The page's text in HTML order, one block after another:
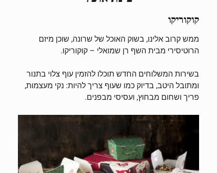
קוקוריקו
ממש קרוב אלינו, בשוק האוכל של שרונה, שוכן מיזם
הרוטיסירי מבית השף רן שמואלי – קוקוריקו.
בשירות המשלוחים החדש תוכלו להזמין עוף צלוי בתנור
ומתובל היטב, בדיוק כמו שעוף צריך להיות: נקי מעצמות,
פריך ושחום מבחוץ, ועסיסי מבפנים.